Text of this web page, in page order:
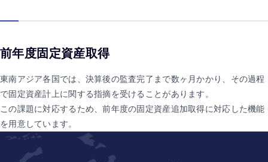
前年度固定資産取得
東南アジア各国では、決算後の監査完了まで数ヶ月かかり、その過程
で固定資産計上に関する指摘を受けることがあります。
この課題に対応するため、前年度の固定資産追加取得に対応した機能
を用意しています。